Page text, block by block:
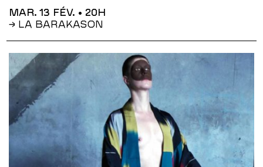
MAR. 13 FÉV. • 20H
→ LA BARAKASON